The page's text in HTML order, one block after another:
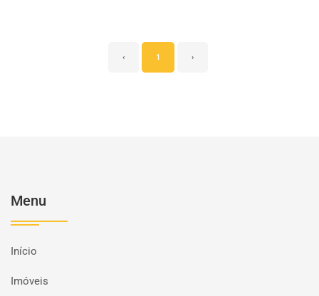
‹ 1 ›
Menu
Início
Imóveis